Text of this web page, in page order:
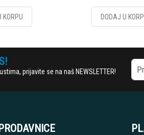
KORPU DODAJ U
prijavite se na naš NEWSLETTER!